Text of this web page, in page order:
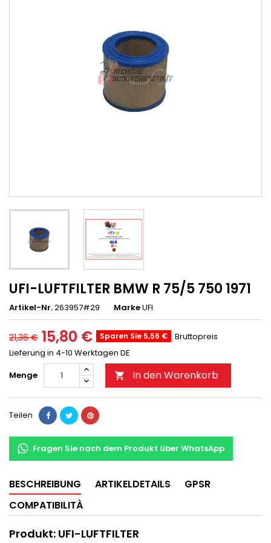
UFI-LUFTFILTER BMW R 75/5 750 1971
Artikel-Nr.263957#29 MarkeUFI
21,36 € 15,80 € Sparen Sie 5,56 €
Bruttopreis
Lieferung in 4-10 Werktagen DE
Menge
 In den Warenkorb
Teilen
Fragen Sie nach dem Produkt über WhatsApp
BESCHREIBUNG ARTIKELDETAILS
GPSR
COMPATIBILITÀ
Produkt: UFI-LUFTFILTER